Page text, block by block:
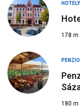
HOTELY
178 m
180 m